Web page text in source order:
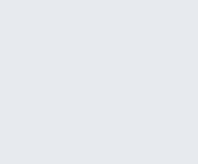
du portefeuille d’activités et ainsi
de chaque DAS en tenant compte
peu rentables pour l’entreprise